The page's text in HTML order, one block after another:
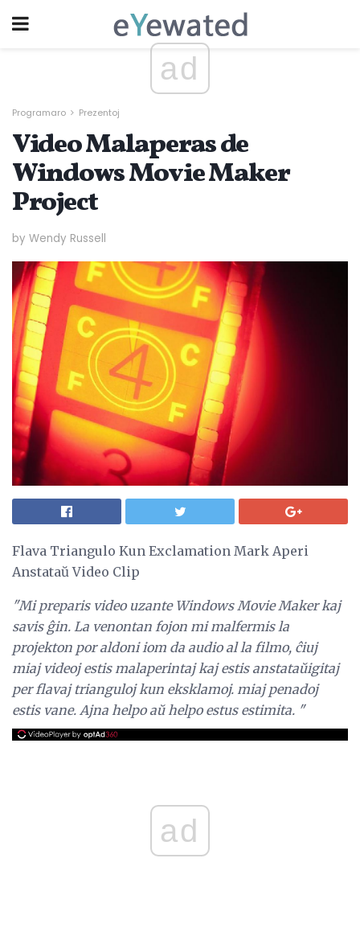
ad
Programaro Prezentoj
Video Malaperas de
Windows Movie Maker
Project
by Wendy Russell
Flava Triangulo Kun Exclamation Mark Aperi
Anstataŭ Video Clip
"Mi preparis video uzante Windows Movie Maker kaj
savis ĝin. La venontan fojon mi malfermis la
projekton por aldoni iom da audio al la filmo, ĉiuj
miaj videoj estis malaperintaj kaj estis anstataŭigitaj
per flavaj trianguloj kun eksklamoj. miaj penadoj
estis vane. Ajna helpo aŭ helpo estus estimita. "
ad